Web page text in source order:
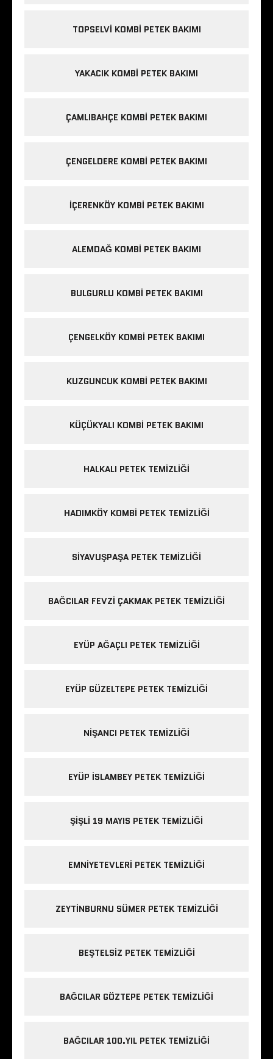
TOPSELVI KOMBI PETEK BAKIMI
YAKACIK KOMBI PETEK BAKIMI
ÇAMLIBAHÇE KOMBI PETEK BAKIMI
ÇENGELDERE KOMBI PETEK BAKIMI
IÇERENKÖY KOMBI PETEK BAKIMI
ALEMDAĞ KOMBI PETEK BAKIMI
BULGURLU KOMBI PETEK BAKIMI
ÇENGELKÖY KOMBI PETEK BAKIMI
KUZGUNCUK KOMBI PETEK BAKIMI
KÜÇÜKYALI KOMBI PETEK BAKIMI
HALKALI PETEK TEMIZLIĞI
HADIMKÖY KOMBI PETEK TEMIZLIĞI
SIYAVUŞPAŞA PETEK TEMIZLIĞI
BAĞCILAR FEVZI ÇAKMAK PETEK TEMIZLIĞI
EYÜP AĞAÇLI PETEK TEMIZLIĞI
EYÜP GÜZELTEPE PETEK TEMIZLIĞI
NIŞANCI PETEK TEMIZLIĞI
EYÜP ISLAMBEY PETEK TEMIZLIĞI
ŞIŞLI 19 MAYIS PETEK TEMIZLIĞI
EMNIYETEVLERI PETEK TEMIZLIĞI
ZEYTINBURNU SÜMER PETEK TEMIZLIĞI
BEŞTELSIZ PETEK TEMIZLIĞI
BAĞCILAR GÖZTEPE PETEK TEMIZLIĞI
BAĞCILAR 100.YIL PETEK TEMIZLIĞI